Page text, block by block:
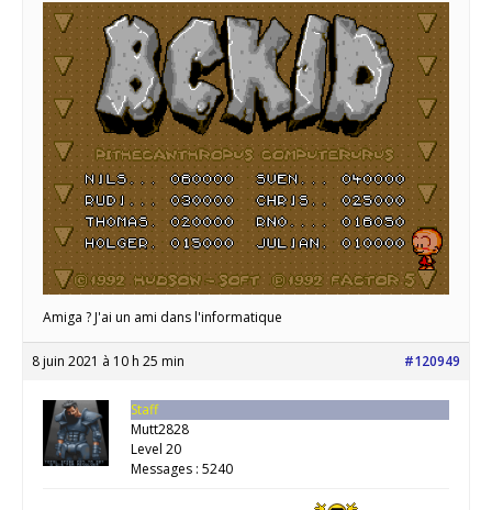
Amiga ? J'ai un ami dans l'informatique
8 juin 2021 à 10 h 25 min #120949
Staff
Mutt2828
Level 20
Messages : 5240